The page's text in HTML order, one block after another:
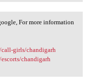
google,
For more information
girls/chandigarh
chandigarh